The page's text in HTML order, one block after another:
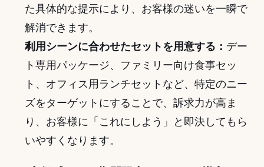
た具体的な提示により、お客様の迷いを一瞬で
解消できます。
利用シーンに合わせたセットを用意する： デー
ト専用パッケージ、ファミリー向け食事セッ
ト、オフィス用ランチセットなど、特定のニー
ズをターゲットにすることで、訴求力が高ま
り、お客様に「これにしよう」と即決してもら
いやすくなります。